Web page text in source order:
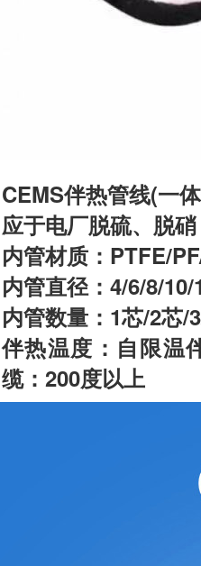
CEMS伴热管线(一
应于电厂脱硫、脱
内管材质：PTFE/
内管直径：4/6/8/
内管数量：1芯/2芯/
伴热温度：自限温
缆：200度以上